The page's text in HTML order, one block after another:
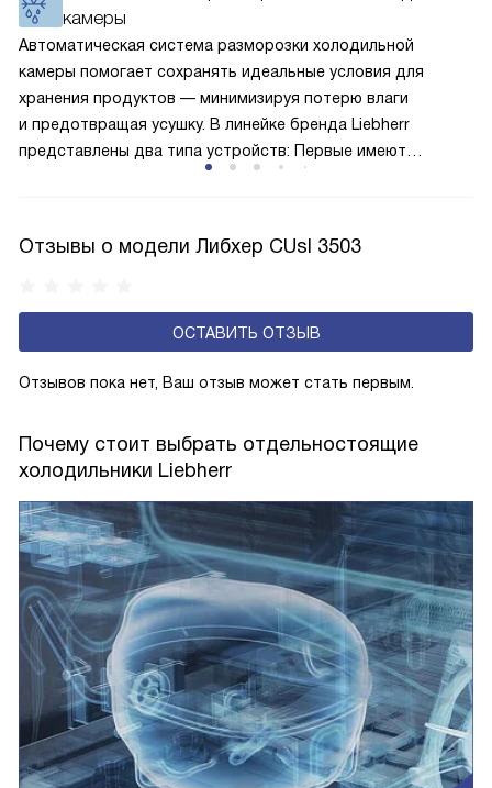
по охладительному контуру по принципу насоса. Чем
лучше работает «мотор» прибора, тем качественнее
и быстрее происходит охлаждение, затрачивается
меньше электроэнергии.
камеры
Автоматическая система разморозки холодильной
камеры помогает сохранять идеальные условия для
хранения продуктов — минимизируя потерю влаги
и предотвращая усушку. В линейке бренда Liebherr
представлены два типа устройств: Первые имеют
с панелью, выполняющей функцию «сухой стенки». Такие
эксплуатацию и чаще всего оснащены нулевой зоной
свежести BioFresh 0°C. Они встречаются в сериях Plus,
Отзывы о модели Либхер CUsl 3503
ОСТАВИТЬ ОТЗЫВ
Отзывов пока нет, Ваш отзыв может стать первым.
Почему стоит выбрать отдельностоящие
холодильники Liebherr